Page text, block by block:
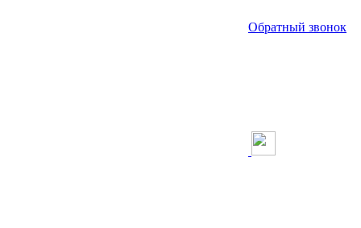
Обратный звонок